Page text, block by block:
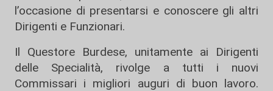
l’occasione di presentarsi e conoscere gli altri
Dirigenti e Funzionari.
Il Questore Burdese, unitamente ai Dirigenti
delle Specialità, rivolge a tutti i nuovi
Commissari i migliori auguri di buon lavoro.